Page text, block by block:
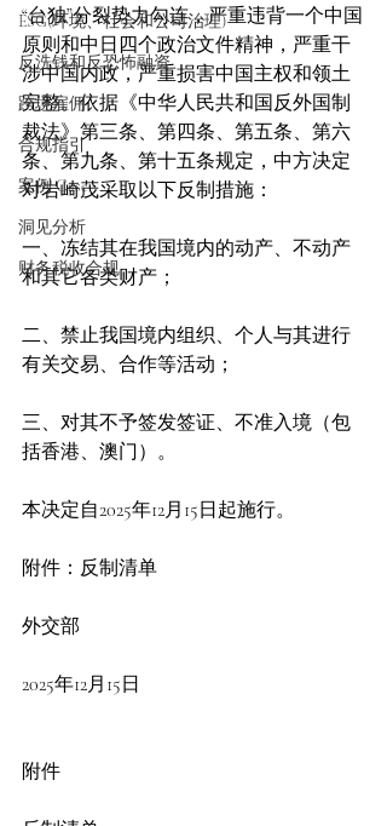
ESG(环境、社会和公司治理)
反洗钱和反恐怖融资
跨境雇佣
合规指引
案例 Case
洞见分析
财务税收合规
“台独”分裂势力勾连，严重违背一个中国
原则和中日四个政治文件精神，严重干
涉中国内政，严重损害中国主权和领土
完整。依据《中华人民共和国反外国制
裁法》第三条、第四条、第五条、第六
条、第九条、第十五条规定，中方决定
对岩崎茂采取以下反制措施：
一、冻结其在我国境内的动产、不动产
和其它各类财产；
二、禁止我国境内组织、个人与其进行
有关交易、合作等活动；
三、对其不予签发签证、不准入境（包
括香港、澳门）。
本决定自2025年12月15日起施行。
附件：反制清单
外交部
2025年12月15日
附件